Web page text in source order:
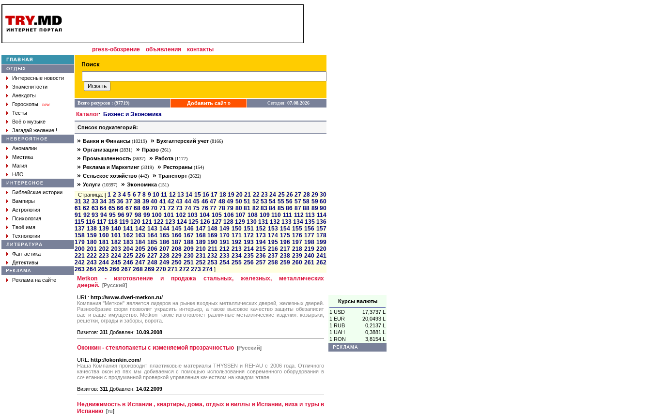
Курсы валюты
1 USD
17,3737 L
1 EUR
20,0493 L
1 RUB
0,2137 L
1 UAH
0,3881 L
1 RON
3,8154 L
press-обозрение объявления контакты
Интересные новости
Знаменитости
Анекдоты
Гороскопы
new
Тесты
Всё о музыке
Загадай желание !
Аномалии
Мистика
Магия
НЛО
Библейские истории
Вампиры
Астрология
Психология
Твоё имя
Технологии
Фантастика
Детективы
Реклама на сайте
Всего ресурсов : (97719) Добавить сайт » Сегодня: 07.08.2026
Каталог: Бизнес и Экономика
Список подкатегорий:
» Банки и Финансы (10219) » Бухгалтерский учет (8166)
» Организации (2831) » Право (261)
» Промышленность (3637) » Работа (1177)
» Реклама и Маркетинг (3319) » Рестораны (154)
» Сельское хозяйство (442) » Транспорт (2622)
» Услуги (10397) » Экономика (151)
Страница: [1 2 3 4 5 6 7 8 9 10 11 12 13 14 15 16 17 18 19 20 21 22 23 24 25 26 27 28 29 30
31 32 33 34 35 36 37 38 39 40 41 42 43 44 45 46 47 48 49 50 51 52 53 54 55 56 57 58 59 60
61 62 63 64 65 66 67 68 69 70 71 72 73 74 75 76 77 78 79 80 81 82 83 84 85 86 87 88 89 90
91 92 93 94 95 96 97 98 99 100 101 102 103 104 105 106 107 108 109 110 111 112 113 114
115 116 117 118 119 120 121 122 123 124 125 126 127 128 129 130 131 132 133 134 135 136
137 138 139 140 141 142 143 144 145 146 147 148 149 150 151 152 153 154 155 156 157
158 159 160 161 162 163 164 165 166 167 168 169 170 171 172 173 174 175 176 177 178
179 180 181 182 183 184 185 186 187 188 189 190 191 192 193 194 195 196 197 198 199
200 201 202 203 204 205 206 207 208 209 210 211 212 213 214 215 216 217 218 219 220
221 222 223 224 225 226 227 228 229 230 231 232 233 234 235 236 237 238 239 240 241
242 243 244 245 246 247 248 249 250 251 252 253 254 255 256 257 258 259 260 261 262
263 264 265 266 267 268 269 270 271 272 273 274 ]
Metkon - изготовление и продажа стальных, железных, металлических
дверей. [Русский]
URL: http://www.dveri-metkon.ru/
Компания "Меткон" является лидеров на рынке входных металлических дверей, железных дверей.
Разнообразие форм позволит украсить интерьер, а также высокое качество защиты обезаписит
вас и ваще имущество. Metkon также изготовляет различные металлические изделия: козырьки,
решетки, ограды и заборы, ворота.
Визитов: 311 Добавлен: 10.09.2008
Оконкин - стеклопакеты с изменяемой прозрачностью [Русский]
URL: http://okonkin.com/
Наша Компания производит пластиковые материалы THYSSEN и REHAU с 2006 года. Отличного
качества окон из пвх мы добиваемся с помощью использования современного оборудования в
сочетании с продуманной проверкой управления качеством на каждом этапе.
Визитов: 311 Добавлен: 14.02.2009
Недвижимость в Испании , квартиры, дома, отдых и виллы в Испании, виза и туры в
Испанию [ru]